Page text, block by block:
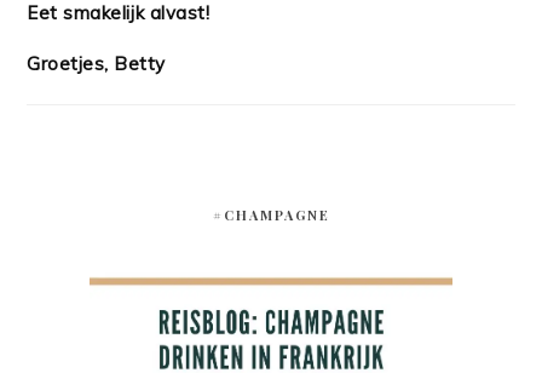
Eet smakelijk alvast!
Groetjes, Betty
#CHAMPAGNE